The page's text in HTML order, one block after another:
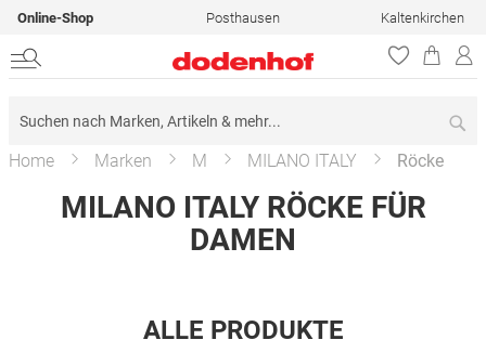
Online-Shop Posthausen Kaltenkirchen
Home Marken M MILANO ITALY Röcke
MILANO ITALY RÖCKE FÜR
DAMEN
ALLE PRODUKTE